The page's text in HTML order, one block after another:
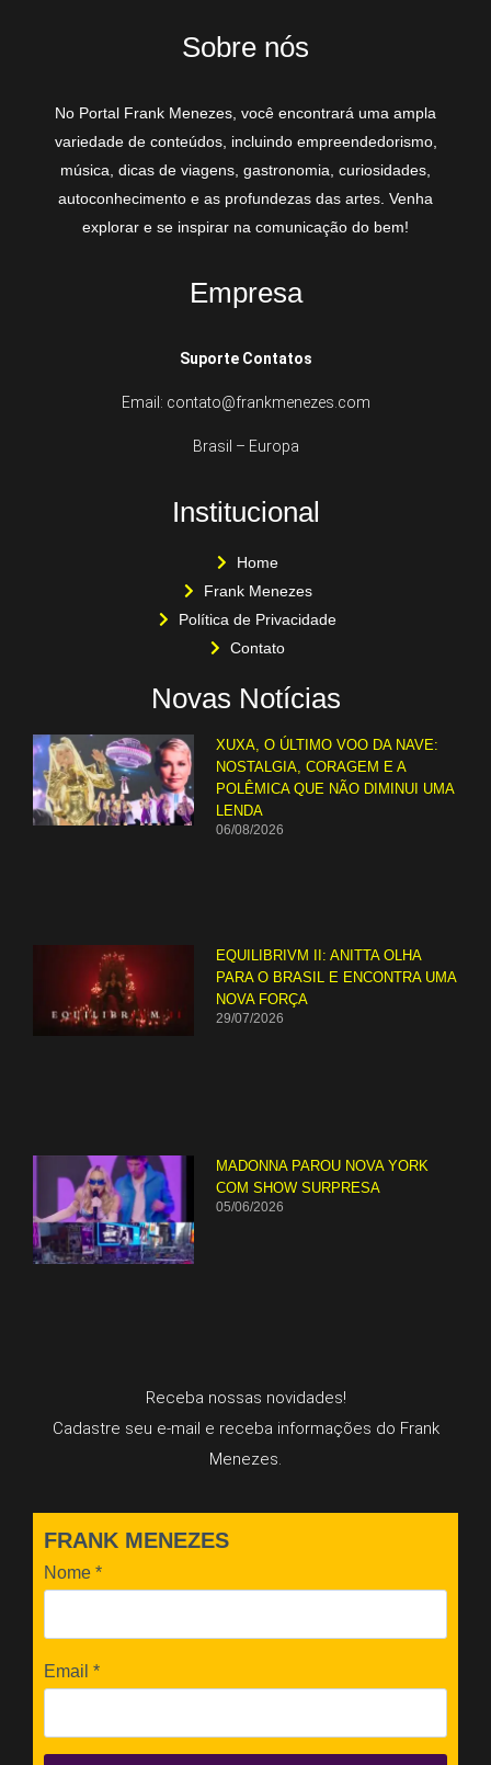
Sobre nós
No Portal Frank Menezes, você encontrará uma ampla
variedade de conteúdos, incluindo empreendedorismo,
música, dicas de viagens, gastronomia, curiosidades,
autoconhecimento e as profundezas das artes. Venha
explorar e se inspirar na comunicação do bem!
Empresa
Suporte Contatos
Email: contato@frankmenezes.com
Brasil – Europa
Institucional
Home
Frank Menezes
Política de Privacidade
Contato
Novas Notícias
XUXA, O ÚLTIMO VOO DA NAVE:
NOSTALGIA, CORAGEM E A
POLÊMICA QUE NÃO DIMINUI UMA
LENDA
06/08/2026
EQUILIBRIVM II: ANITTA OLHA
PARA O BRASIL E ENCONTRA UMA
NOVA FORÇA
29/07/2026
MADONNA PAROU NOVA YORK
COM SHOW SURPRESA
05/06/2026
Receba nossas novidades!
Cadastre seu e-mail e receba informações do Frank
Menezes.
FRANK MENEZES
Nome *
Email *